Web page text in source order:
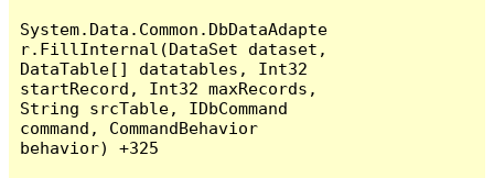
System.Data.Common.DbDataAdapte
r.FillInternal(DataSet dataset,
DataTable[] datatables, Int32
startRecord, Int32 maxRecords,
String srcTable, IDbCommand
command, CommandBehavior
behavior) +325